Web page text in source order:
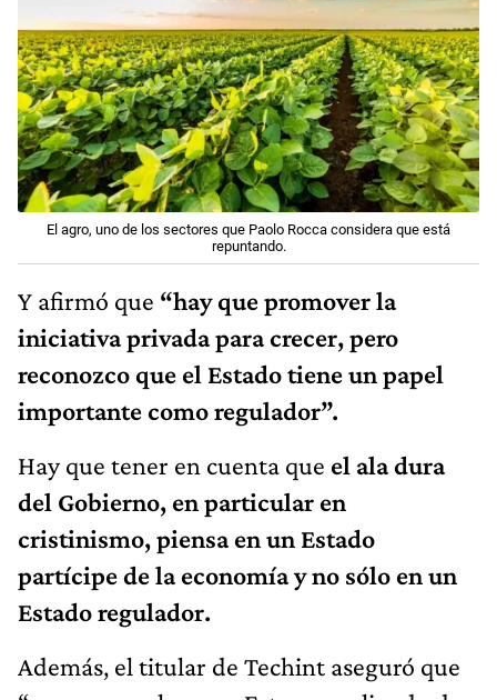
El agro, uno de los sectores que Paolo Rocca considera que está
repuntando.
Y afirmó que “hay que promover la
iniciativa privada para crecer, pero
reconozco que el Estado tiene un papel
importante como regulador”.
Hay que tener en cuenta que el ala dura
del Gobierno, en particular en
cristinismo, piensa en un Estado
partícipe de la economía y no sólo en un
Estado regulador.
Además, el titular de Techint aseguró que